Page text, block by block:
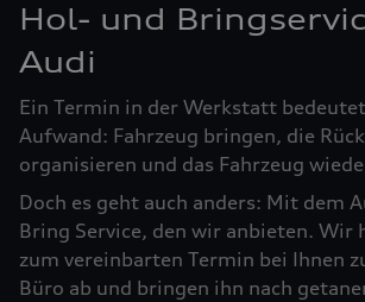
Hol- und
Audi
Ein Termin in der Werkstatt
Aufwand: Fahrzeug bringen, die
organisieren und das Fahrzeug
Doch es geht auch anders: Mit dem
Bring Service, den wir anbieten. Wir
zum vereinbarten Termin bei Ihnen
Büro ab und bringen ihn nach